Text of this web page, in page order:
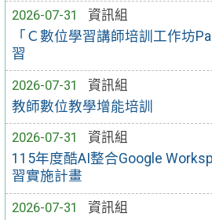
2026-07-31
資訊組
「Ｃ數位學習講師培訓工作坊
習
2026-07-31
資訊組
教師數位教學增能培訓
2026-07-31
資訊組
115年度酷AI整合Google
習實施計畫
2026-07-31
資訊組